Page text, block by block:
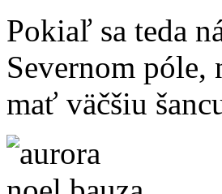
Pokiaľ sa teda
Severnom póle,
mať väčšiu